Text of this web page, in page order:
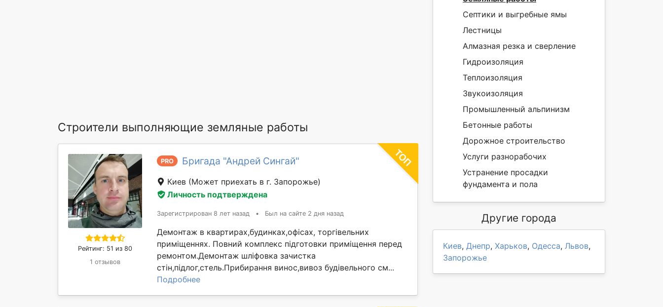
Строители выполняющие земляные работы
Рейтинг: 51 из 80
1 отзывов
PRO Бригада "Андрей Сингай"
Киев (Может приехать в г. Запорожье)
Личность подтверждена
Зарегистрирован 8 лет назад • Был на сайте 2 дня назад
Демонтаж в квартирах,будинках,офісах, торгівельних
приміщеннях. Повний комплекс підготовки приміщення перед
ремонтом.Демонтаж шліфовка зачистка
стін,підлог,стель.Прибирання винос,вивоз будівельного см...
Подробнее
Септики и выгребные ямы
Лестницы
Алмазная резка и сверление
Гидроизоляция
Теплоизоляция
Звукоизоляция
Промышленный альпинизм
Бетонные работы
Дорожное строительство
Услуги разнорабочих
Устранение просадки
фундамента и пола
Другие города
Киев, Днепр, Харьков, Одесса, Львов,
Запорожье